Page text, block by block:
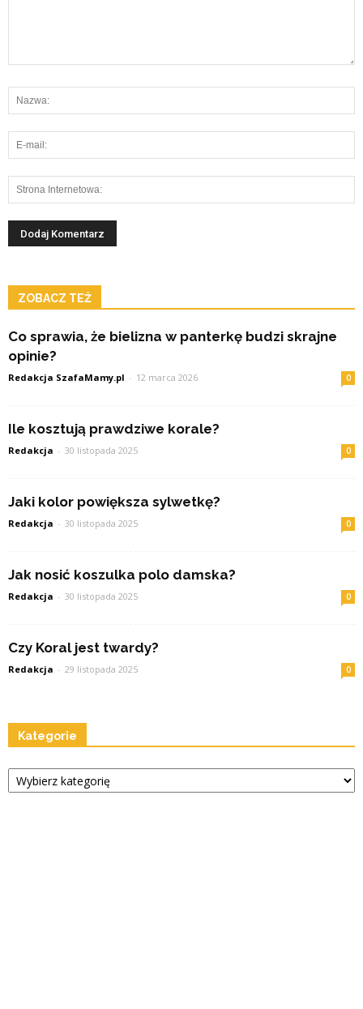
ZOBACZ TEŻ
Co sprawia, że bielizna w panterkę budzi skrajne
opinie?
Redakcja SzafaMamy.pl - 12 marca 2026 0
Ile kosztują prawdziwe korale?
Redakcja - 30 listopada 2025 0
Jaki kolor powiększa sylwetkę?
Redakcja - 30 listopada 2025 0
Jak nosić koszulka polo damska?
Redakcja - 30 listopada 2025 0
Czy Koral jest twardy?
Redakcja - 29 listopada 2025 0
Kategorie
Kategorie